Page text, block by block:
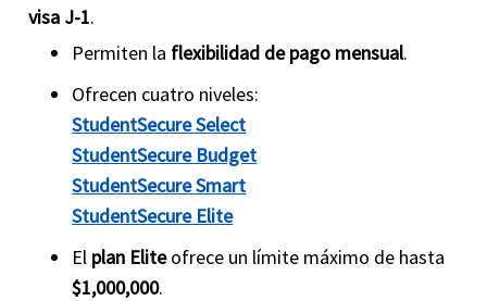
visa J-1.
Permiten la flexibilidad de pago mensual.
Ofrecen cuatro niveles:
StudentSecure Select
StudentSecure Budget
StudentSecure Smart
StudentSecure Elite
El plan Eliteofrece un límite máximo de hasta
$1,000,000.